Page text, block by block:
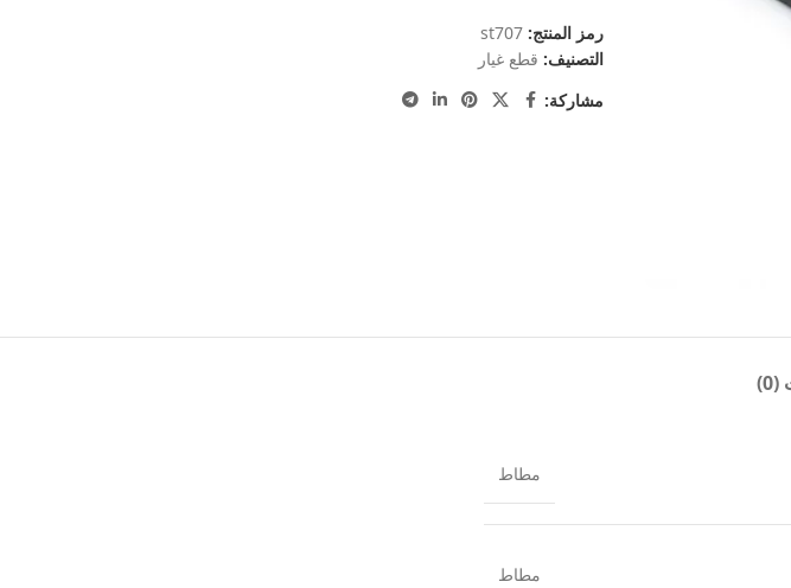
رمز المنتج: st707
التصنيف: قطع غيار
مشاركة:
مطاط
مطاط